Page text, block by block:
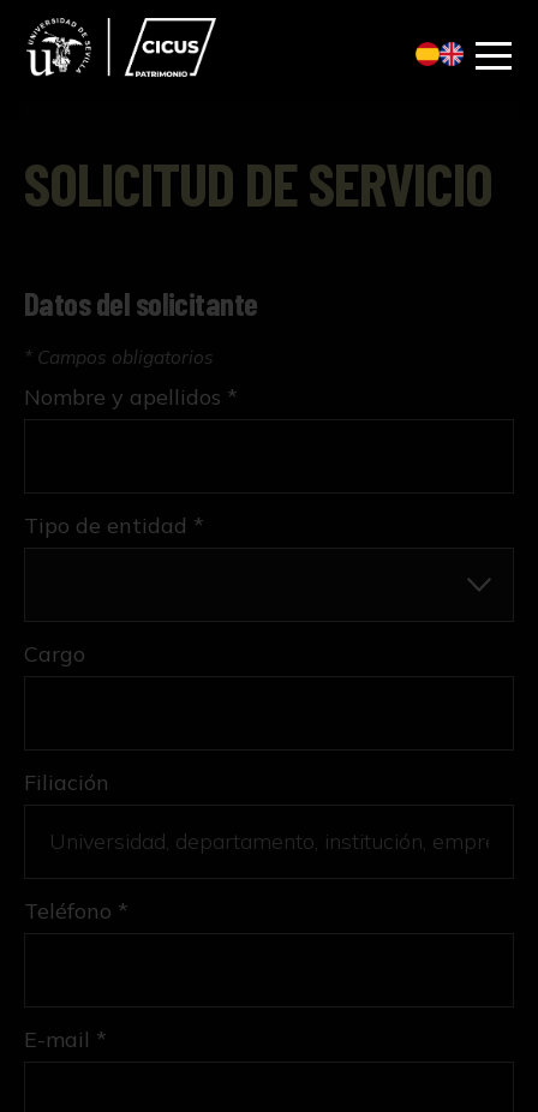
SOLICITUD DE SERVICIO
Datos del solicitante
* Campos obligatorios
Tipo de entidad *
Nombre y apellidos *
Cargo
Filiación
Teléfono *
E-mail *